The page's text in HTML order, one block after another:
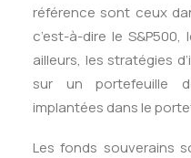
référence sont ceux
c’est-à-dire le
ailleurs, les stratégies
sur un portefeuille
implantées dans le
Les fonds souverains